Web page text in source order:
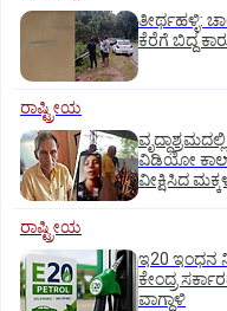
ತೀರ್ಥಹಳ್ಳಿ:
ಕೆರೆಗೆ ಬಿದ್ದ
ರಾಷ್ಟ್ರೀಯ
ವಿಡಿಯೋ
ವೀಕ್ಷಿಸಿದ
ರಾಷ್ಟ್ರೀಯ
ಇ20 ಇಂಧನ
ಕೇಂದ್ರ
ವಾಗ್ದಾಳಿ